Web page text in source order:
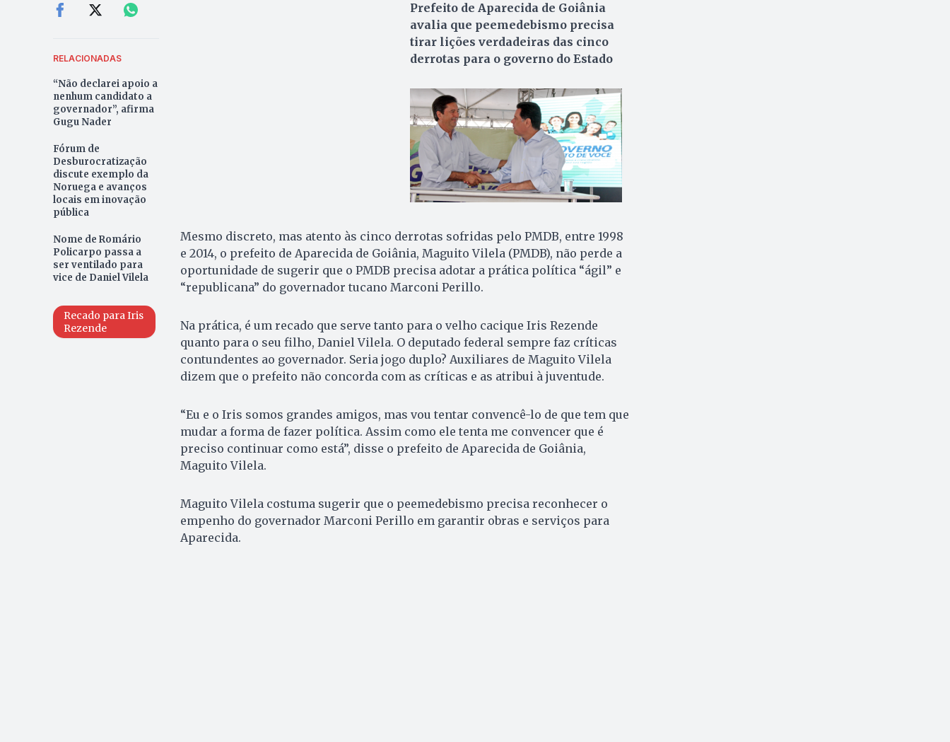
RELACIONADAS
“Não declarei apoio a
nenhum candidato a
governador”, afirma
Gugu Nader
Fórum de
Desburocratização
discute exemplo da
Noruega e avanços
locais em inovação
pública
Nome de Romário
Policarpo passa a
ser ventilado para
vice de Daniel Vilela
Recado para Iris
Rezende
Prefeito de Aparecida de Goiânia
avalia que peemedebismo precisa
tirar lições verdadeiras das cinco
derrotas para o governo do Estado
Mesmo discreto, mas atento às cinco derrotas sofridas pelo PMDB, entre 1998
e 2014, o prefeito de Aparecida de Goiânia, Maguito Vilela (PMDB), não perde a
oportunidade de sugerir que o PMDB precisa adotar a prática política “ágil” e
“republicana” do governador tucano Marconi Perillo.
Na prática, é um recado que serve tanto para o velho cacique Iris Rezende
quanto para o seu filho, Daniel Vilela. O deputado federal sempre faz críticas
contundentes ao governador. Seria jogo duplo? Auxiliares de Maguito Vilela
dizem que o prefeito não concorda com as críticas e as atribui à juventude.
“Eu e o Iris somos grandes amigos, mas vou tentar convencê-lo de que tem que
mudar a forma de fazer política. Assim como ele tenta me convencer que é
preciso continuar como está”, disse o prefeito de Aparecida de Goiânia,
Maguito Vilela.
Maguito Vilela costuma sugerir que o peemedebismo precisa reconhecer o
empenho do governador Marconi Perillo em garantir obras e serviços para
Aparecida.